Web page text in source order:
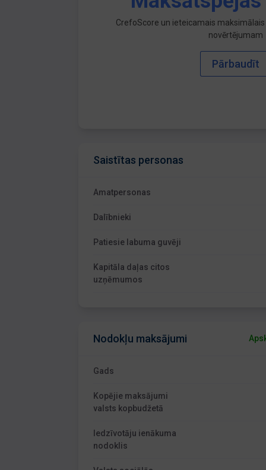
CrefoScore un ieteicamais
novērtējumam
Pārbaudīt
Saistītas personas
Amatpersonas
Dalībnieki
Patiesie labuma guvēji
Kapitāla daļas citos
uzņēmumos
Nodokļu maksājumi
Gads
Kopējie maksājumi
valsts kopbudžetā
Iedzīvotāju ienākuma
nodoklis